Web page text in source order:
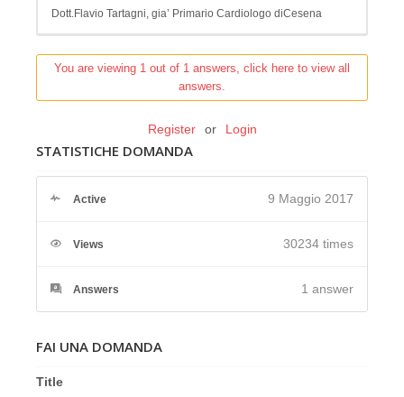
Dott.Flavio Tartagni, gia’ Primario Cardiologo diCesena
You are viewing 1 out of 1 answers, click here to view all
answers.
Register or Login
STATISTICHE DOMANDA
Active 9 Maggio 2017
Views 30234 times
Answers 1 answer
FAI UNA DOMANDA
Title